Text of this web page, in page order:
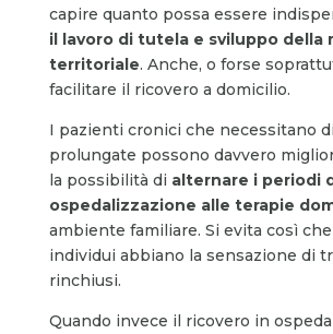
capire quanto possa essere
il lavoro di tutela e sviluppo della
territoriale. Anche, o forse
facilitare il ricovero a domicilio.
I pazienti cronici che necessitano
prolungate possono davvero
la possibilità di alternare i periodi
ospedalizzazione alle terapie
ambiente familiare. Si evita così
individui abbiano la sensazione di
rinchiusi.
Quando invece il ricovero in